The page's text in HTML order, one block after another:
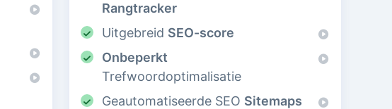
Rangtracker
Uitgebreid SEO-score
Onbeperkt
Trefwoordoptimalisatie
Geautomatiseerde SEO Sitemaps